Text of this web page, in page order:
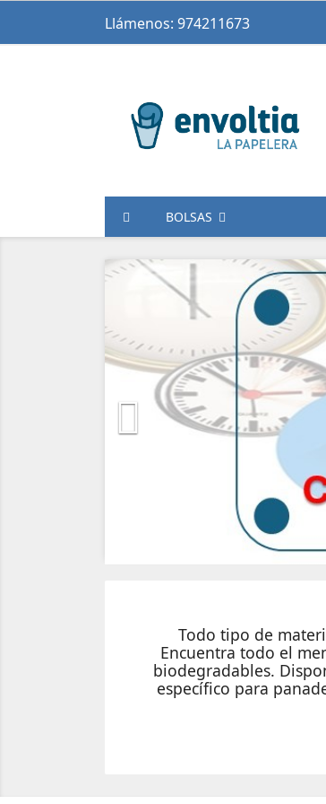
Llámenos: 974211673
BOLSAS

Anterior
Todo tipo de
Encuentra todo el
biodegradables.
específico para